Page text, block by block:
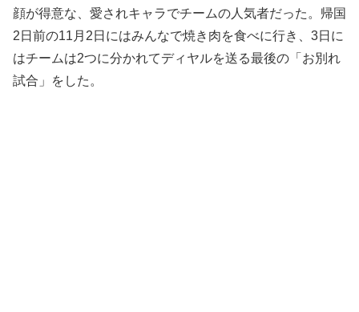
顔が得意な、愛されキャラでチームの人気者だった。帰国
2日前の11月2日にはみんなで焼き肉を食べに行き、3日に
はチームは2つに分かれてディヤルを送る最後の「お別れ
試合」をした。